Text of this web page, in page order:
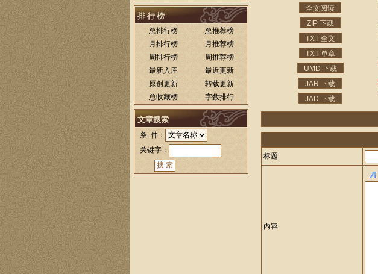
排 行 榜
总排行榜
总推荐榜
月排行榜
月推荐榜
周排行榜
周推荐榜
最新入库
最近更新
原创更新
转载更新
总收藏榜
字数排行
文章搜索
条 件：
关键字：
全文阅读
ZIP 下载
TXT 全文
TXT 单章
UMD 下载
JAR 下载
JAD 下载
标题
内容